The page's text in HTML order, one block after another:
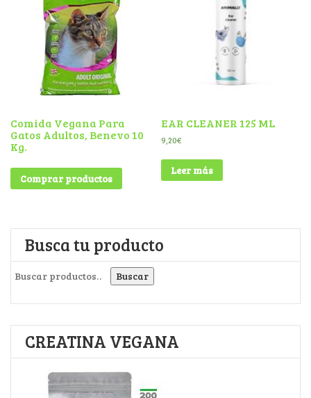
Comida Vegana Para
Gatos Adultos, Benevo 10
Kg.
Comprar productos
EAR CLEANER 125 ML
9,20€
Leer más
Busca tu producto
Buscar
CREATINA VEGANA